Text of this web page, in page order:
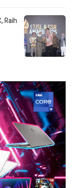
Raih